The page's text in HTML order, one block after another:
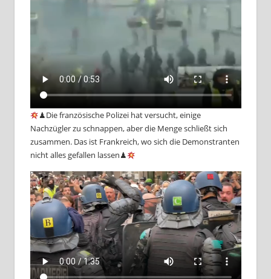
♟Die französische Polizei hat versucht, einige
Nachzügler zu schnappen, aber die Menge schließt sich
zusammen. Das ist Frankreich, wo sich die Demonstranten
nicht alles gefallen lassen♟